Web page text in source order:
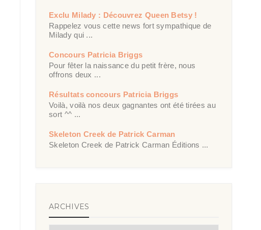
Exclu Milady : Découvrez Queen Betsy !
Rappelez vous cette news fort sympathique de
Milady qui ...
Concours Patricia Briggs
Pour fêter la naissance du petit frère, nous
offrons deux ...
Résultats concours Patricia Briggs
Voilà, voilà nos deux gagnantes ont été tirées au
sort ^^ ...
Skeleton Creek de Patrick Carman
Skeleton Creek de Patrick Carman Éditions ...
ARCHIVES